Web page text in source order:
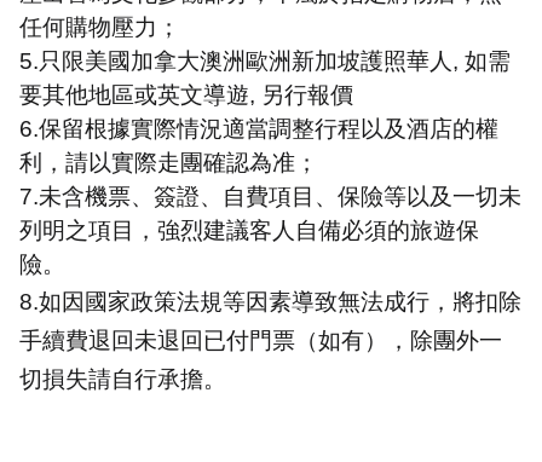
任何購物壓力；
5.只限美國加拿大澳洲歐洲新加坡護照華人 , 如需
要其他地區或英文導遊, 另行報價
6.保留根據實際情況適當調整行程以及酒店的權
利，請以實際走團確認為准；
7.未含機票、簽證、自費項目、保險等以及一切未
列明之項目，強烈建議客人自備必須的旅遊保
險。
8.如因國家政策法規等因素導致無法成行，將扣除
手續費退回未退回已付門票（如有），除團外一
切損失請自行承擔。